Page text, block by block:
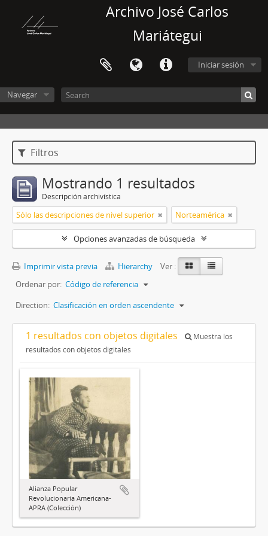
Archivo José Carlos
Mariátegui
Iniciar sesión
Navegar
Filtros
Mostrando 1 resultados
Descripción archivística
Sólo las descripciones de nivel superior Norteamérica
Opciones avanzadas de búsqueda
Imprimir vista previa Hierarchy
Ver :
Ordenar por: Código de referencia
Direction: Clasificación en orden ascendente
1 resultados con objetos digitales
Muestra los
resultados con objetos digitales
Alianza Popular
Revolucionaria Americana-
APRA (Colección)